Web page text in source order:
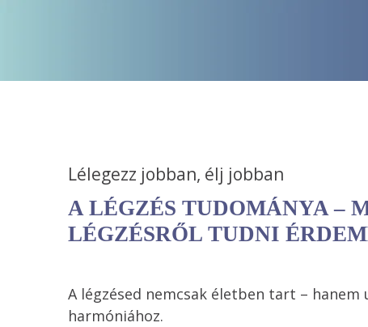
Lélegezz jobban, élj jobban
A LÉGZÉS TUDOMÁNYA –
LÉGZÉSRŐL TUDNI
A légzésed nemcsak életben tart –
harmóniához.